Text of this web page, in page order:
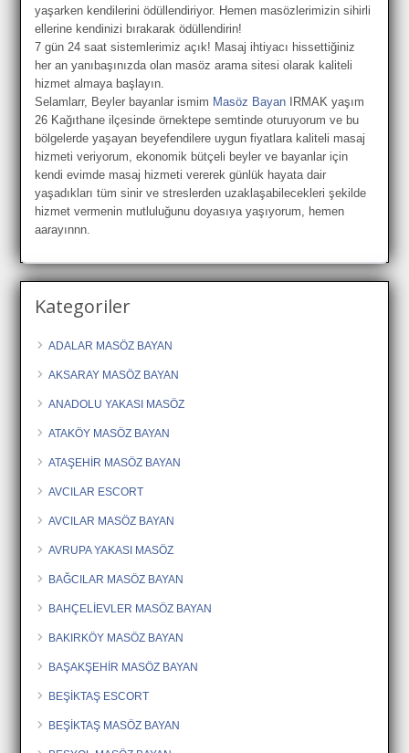
yaşarken kendilerini ödüllendiriyor. Hemen masözlerimizin sihirli
ellerine kendinizi bırakarak ödüllendirin!
7 gün 24 saat sistemlerimiz açık! Masaj ihtiyacı hissettiğiniz
her an yanıbaşınızda olan masöz arama sitesi olarak kaliteli
hizmet almaya başlayın.
Selamlarr, Beyler bayanlar ismim Masöz Bayan IRMAK yaşım
26 Kağıthane ilçesinde örnektepe semtinde oturuyorum ve bu
bölgelerde yaşayan beyefendilere uygun fiyatlara kaliteli masaj
hizmeti veriyorum, ekonomik bütçeli beyler ve bayanlar için
kendi evimde masaj hizmeti vererek günlük hayata dair
yaşadıkları tüm sinir ve streslerden uzaklaşabilecekleri şekilde
hizmet vermenin mutluluğunu doyasıya yaşıyorum, hemen
aarayınnn.
Kategoriler
ADALAR MASÖZ BAYAN
AKSARAY MASÖZ BAYAN
ANADOLU YAKASI MASÖZ
ATAKÖY MASÖZ BAYAN
ATAŞEHİR MASÖZ BAYAN
AVCILAR ESCORT
AVCILAR MASÖZ BAYAN
AVRUPA YAKASI MASÖZ
BAĞCILAR MASÖZ BAYAN
BAHÇELİEVLER MASÖZ BAYAN
BAKIRKÖY MASÖZ BAYAN
BAŞAKŞEHİR MASÖZ BAYAN
BEŞİKTAŞ ESCORT
BEŞİKTAŞ MASÖZ BAYAN